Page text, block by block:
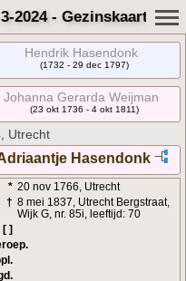
2024 - Gezinskaart
Hendrik Hasendonk
(1732 - 29 dec 1797)
Johanna Gerarda Weijman
(23 okt 1736 - 4 okt 1811)
Utrecht
Hasendonk
* 20 nov 1766, Utrecht
† 8 mei 1837, Utrecht Bergstraat,
Wijk G, nr. 85i, leeftijd: 70
[ ]